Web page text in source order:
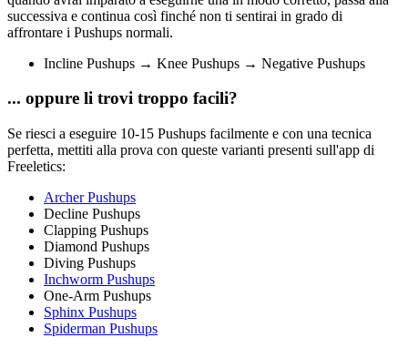
successiva e continua così finché non ti sentirai in grado di
affrontare i Pushups normali.
Incline Pushups → Knee Pushups → Negative Pushups
... oppure li trovi troppo facili?
Se riesci a eseguire 10-15 Pushups facilmente e con una tecnica
perfetta, mettiti alla prova con queste varianti presenti sull'app di
Freeletics:
Archer Pushups
Decline Pushups
Clapping Pushups
Diamond Pushups
Diving Pushups
Inchworm Pushups
One-Arm Pushups
Sphinx Pushups
Spiderman Pushups